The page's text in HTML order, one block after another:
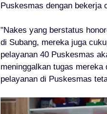
Puskesmas dengan bekerja
"Nakes yang berstatus
di Subang, mereka juga
pelayanan 40 Puskesmas
meninggalkan tugas
pelayanan di Puskesmas